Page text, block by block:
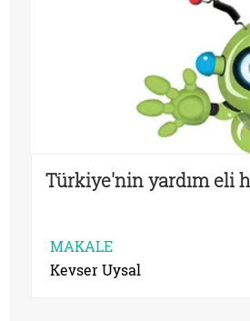
Türkiye'nin yardım eli
MAKALE
Kevser Uysal